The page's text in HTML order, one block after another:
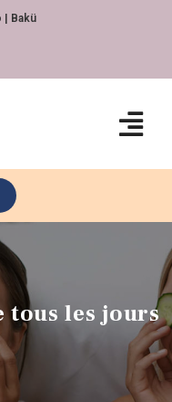
| Bakü
tous les jours